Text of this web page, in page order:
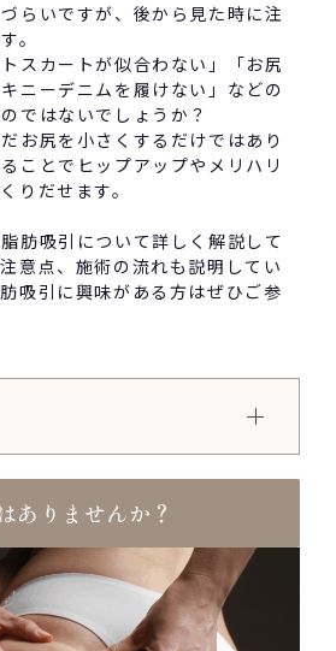
らいですが、後から見た時に注
。
スカートが似合わない」「お尻
ニーデニムを履けない」などの
ではないでしょうか？
お尻を小さくするだけではあり
ことでヒップアップやメリハリ
りだせます。
肪吸引について詳しく解説して
意点、施術の流れも説明してい
吸引に興味がある方はぜひご参
ありませんか？